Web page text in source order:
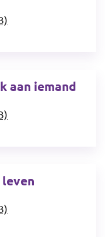
aan iemand